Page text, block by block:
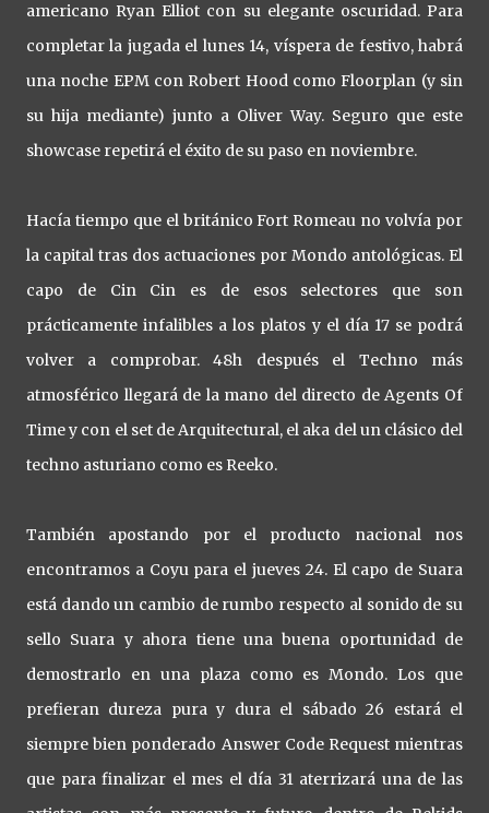
americano Ryan Elliot con su elegante oscuridad. Para
completar la jugada el lunes 14, víspera de festivo, habrá
una noche EPM con Robert Hood como Floorplan (y sin
su hija mediante) junto a Oliver Way. Seguro que este
showcase repetirá el éxito de su paso en noviembre.
Hacía tiempo que el británico Fort Romeau no volvía por
la capital tras dos actuaciones por Mondo antológicas. El
capo de Cin Cin es de esos selectores que son
prácticamente infalibles a los platos y el día 17 se podrá
volver a comprobar. 48h después el Techno más
atmosférico llegará de la mano del directo de Agents Of
Time y con el set de Arquitectural, el aka del un clásico del
techno asturiano como es Reeko.
También apostando por el producto nacional nos
encontramos a Coyu para el jueves 24. El capo de Suara
está dando un cambio de rumbo respecto al sonido de su
sello Suara y ahora tiene una buena oportunidad de
demostrarlo en una plaza como es Mondo. Los que
prefieran dureza pura y dura el sábado 26 estará el
siempre bien ponderado Answer Code Request mientras
que para finalizar el mes el día 31 aterrizará una de las